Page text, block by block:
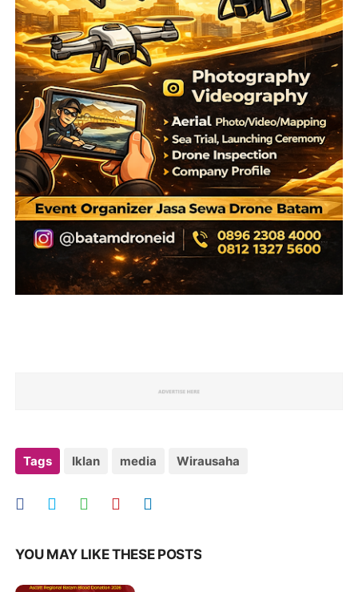
Tags Iklan media Wirausaha
YOU MAY LIKE THESE POSTS